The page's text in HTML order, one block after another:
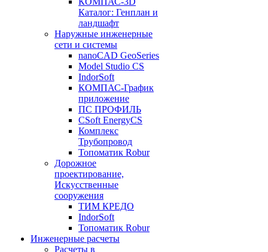
Каталог: Генплан и
ландшафт
Наружные инженерные
сети и системы
nanoCAD GeoSeries
Model Studio CS
IndorSoft
КОМПАС-График
приложение
ПС ПРОФИЛЬ
CSoft EnergyCS
Комплекс
Трубопровод
Топоматик Robur
Дорожное
проектирование,
Искусственные
сооружения
ТИМ КРЕДО
IndorSoft
Топоматик Robur
Инженерные расчеты
Расчеты в